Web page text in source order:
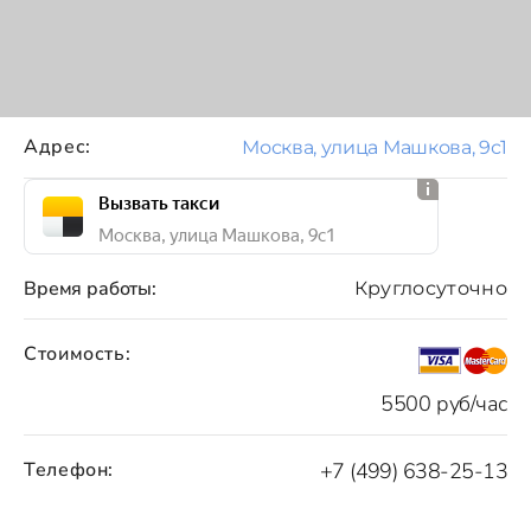
Стоимость:
5500 руб/час
Время работы: Круглосуточно
Телефон: +7 (499) 638-25-13
Адрес: Москва, улица Машкова, 9с1
Вызвать такси
Москва, улица Машкова, 9с1